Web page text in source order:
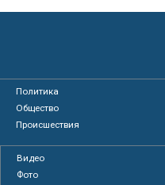
Политика
Общество
Происшествия
Видео
Фото